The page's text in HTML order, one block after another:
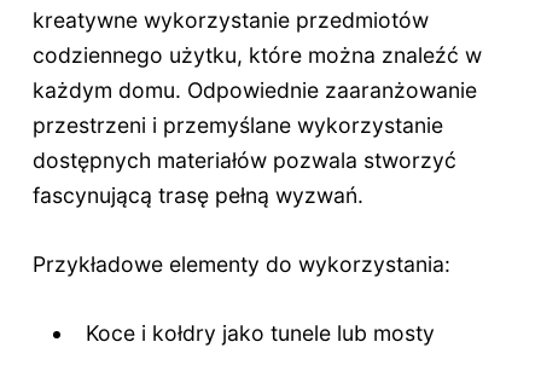
kreatywne wykorzystanie przedmiotów
codziennego użytku, które można znaleźć w
każdym domu. Odpowiednie zaaranżowanie
przestrzeni i przemyślane wykorzystanie
dostępnych materiałów pozwala stworzyć
fascynującą trasę pełną wyzwań.
Przykładowe elementy do wykorzystania:
Koce i kołdry jako tunele lub mosty